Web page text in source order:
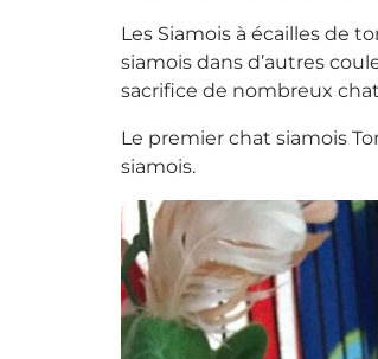
Les Siamois à écailles de
siamois dans d’autres
sacrifice de nombreux
Le premier chat siamois
siamois.